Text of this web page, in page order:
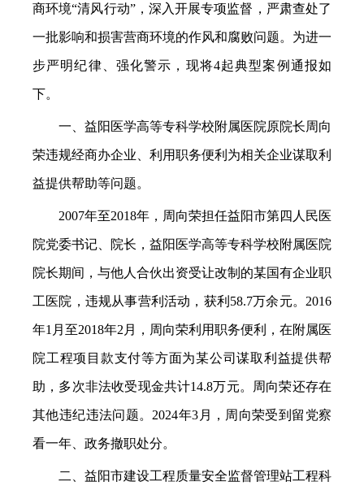
商环境“清风行动”，深入开展专项监督，严肃查处了
一批影响和损害营商环境的作风和腐败问题。为进一
步严明纪律、强化警示，现将4起典型案例通报如
下。
一、益阳医学高等专科学校附属医院原院长周向
荣违规经商办企业、利用职务便利为相关企业谋取利
益提供帮助等问题。
2007年至2018年，周向荣担任益阳市第四人民医
院党委书记、院长，益阳医学高等专科学校附属医院
院长期间，与他人合伙出资受让改制的某国有企业职
工医院，违规从事营利活动，获利58.7万余元。2016
年1月至2018年2月，周向荣利用职务便利，在附属医
院工程项目款支付等方面为某公司谋取利益提供帮
助，多次非法收受现金共计14.8万元。周向荣还存在
其他违纪违法问题。2024年3月，周向荣受到留党察
看一年、政务撤职处分。
二、益阳市建设工程质量安全监督管理站工程科